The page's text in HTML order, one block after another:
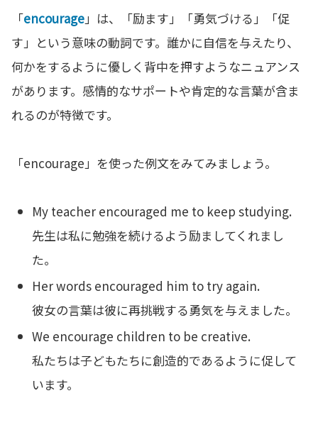
「encourage」は、「励ます」「勇気づける」「促
す」という意味の動詞です。誰かに自信を与えたり、
何かをするように優しく背中を押すようなニュアンス
があります。感情的なサポートや肯定的な言葉が含ま
れるのが特徴です。
「encourage」を使った例文をみてみましょう。
My teacher encouraged me to keep studying.
先生は私に勉強を続けるよう励ましてくれまし
た。
Her words encouraged him to try again.
彼女の言葉は彼に再挑戦する勇気を与えました。
We encourage children to be creative.
私たちは子どもたちに創造的であるように促して
います。